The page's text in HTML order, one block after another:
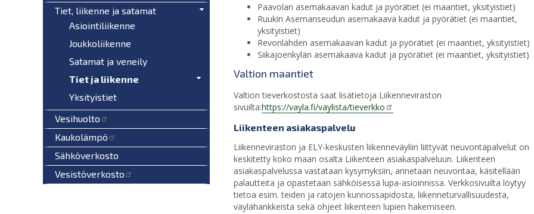
Tiet, liikenne ja satamat
Asiointiliikenne
Joukkoliikenne
Satamat ja veneily
Tiet ja liikenne
Yksityistiet
Vesihuolto
Kaukolämpö
Sähköverkosto
Vesistöverkosto
Paavolan asemakaavan kadut ja pyörätiet (ei maantiet, yksityistiet)
Ruukin Asemanseudun asemakaava kadut ja pyörätiet (ei maantiet,
yksityistiet)
Revonlahden asemakaavan kadut ja pyörätiet (ei maantiet, yksityistiet)
Siikajoenkylän asemakaava kadut ja pyörätiet (ei maantiet, yksityistiet)
Valtion maantiet
Valtion tieverkostosta saat lisätietoja Liikenneviraston
sivuilta:https://vayla.fi/vaylista/tieverkko
Liikenteen asiakaspalvelu
Liikenneviraston ja ELY-keskusten liikenneväyliin liittyvät neuvontapalvelut on
keskitetty koko maan osalta Liikenteen asiakaspalveluun. Liikenteen
asiakaspalvelussa vastataan kysymyksiin, annetaan neuvontaa, käsitellään
palautteita ja opastetaan sähköisessä lupa-asioinnissa. Verkkosivuilta löytyy
tietoa esim. teiden ja ratojen kunnossapidosta, liikenneturvallisuudesta,
väylähankkeista sekä ohjeet liikenteen lupien hakemiseen.